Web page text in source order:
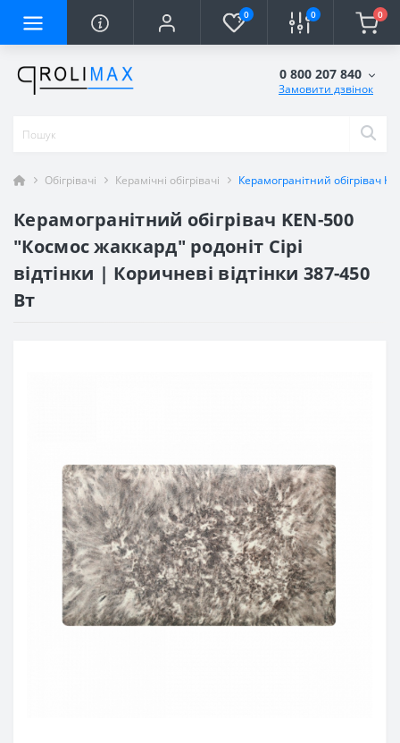
0 0 0
0 800 207 840
Замовити дзвінок
Обігрівачі Керамічні обігрівачі Керамогранітний обігрівач
Керамогранітний обігрівач KEN-500
"Космос жаккард" родоніт Сірі
відтінки | Коричневі відтінки 387-450
Вт